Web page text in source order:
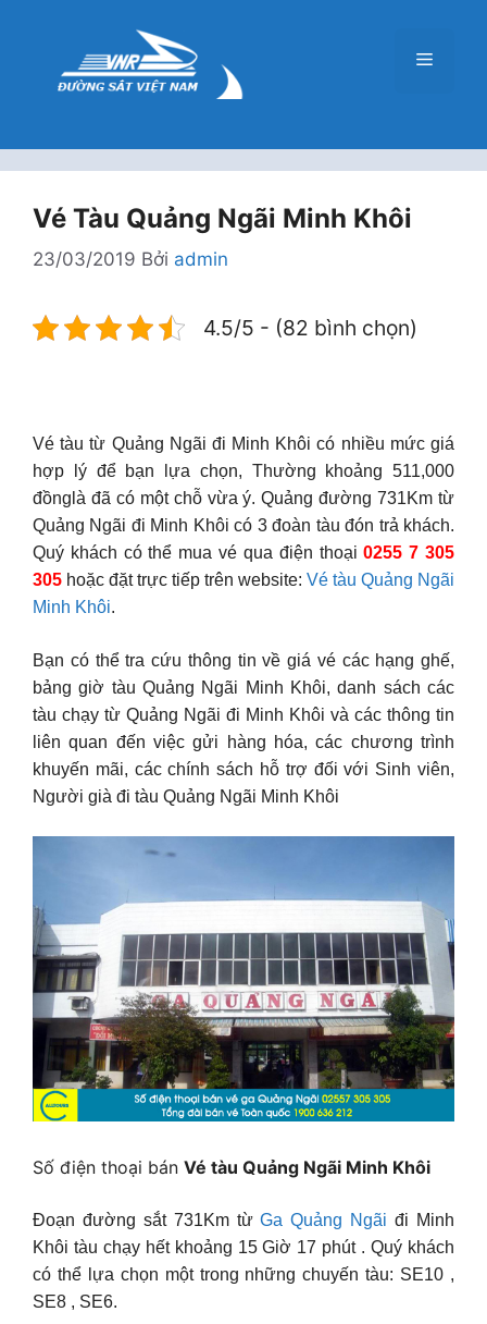
Menu
Vé Tàu Quảng Ngãi Minh Khôi
23/03/2019 Bởi admin
4.5/5 - (82 bình chọn)
Vé tàu từ Quảng Ngãi đi Minh Khôi có nhiều mức giá
hợp lý để bạn lựa chọn, Thường khoảng 511,000
đồnglà đã có một chỗ vừa ý. Quảng đường 731Km từ
Quảng Ngãi đi Minh Khôi có 3 đoàn tàu đón trả khách.
Quý khách có thể mua vé qua điện thoại0255 7 305
305 hoặc đặt trực tiếp trên website: Vé tàu Quảng Ngãi
Minh Khôi.
Bạn có thể tra cứu thông tin về giá vé các hạng ghế,
bảng giờ tàu Quảng Ngãi Minh Khôi, danh sách các
tàu chạy từ Quảng Ngãi đi Minh Khôi và các thông tin
liên quan đến việc gửi hàng hóa, các chương trình
khuyến mãi, các chính sách hỗ trợ đối với Sinh viên,
Người già đi tàu Quảng Ngãi Minh Khôi
Số điện thoại bán Vé tàu Quảng Ngãi Minh Khôi
Đoạn đường sắt 731Km từGa Quảng Ngãi đi Minh
Khôi tàu chạy hết khoảng 15 Giờ 17 phút . Quý khách
có thể lựa chọn một trong những chuyến tàu: SE10 ,
SE8 , SE6.